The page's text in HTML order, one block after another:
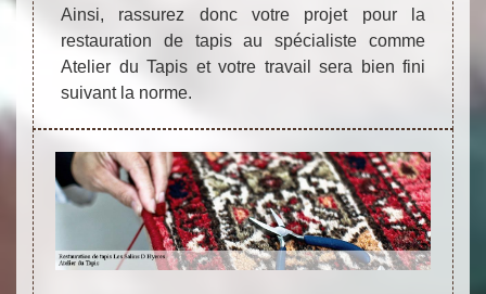
Ainsi, rassurez donc votre projet pour la
restauration de tapis au spécialiste comme
Atelier du Tapis et votre travail sera bien fini
suivant la norme.